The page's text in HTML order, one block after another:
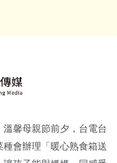
溫馨母親節前夕，台電台
會辦理「暖心熟食箱送